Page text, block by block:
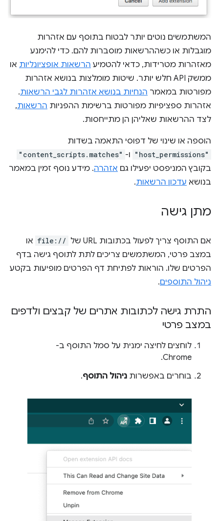
המשתמשים נוטים יותר לבטוח בתוסף עם אזהרות
מוגבלות או כשההרשאות מוסברות להם. כדי להימנע
מאזהרות מטרידות, כדאי להטמיע הרשאות אופציונליות או
ממשק API חלש יותר. שיטות מומלצות בנושא אזהרות
מפורטות במאמר הנחיות בנושא אזהרות לגבי הרשאות.
אזהרות ספציפיות מפורטות ברשימת ההפניות הרשאות,
לצד ההרשאות שאליהן הן מתייחסות.
הוספה או שינוי של דפוסי התאמה בשדות
"host_permissions" ו- "content_scripts.matches"
בקובץ המניפסט יפעילו גם אזהרה. מידע נוסף זמין במאמר
בנושא עדכון הרשאות.
מתן גישה
אם התוסף צריך לפעול בכתובות URL של file:// או
במצב פרטי, המשתמשים צריכים לתת לתוסף גישה בדף
הפרטים שלו. הוראות לפתיחת דף הפרטים מופיעות בקטע
ניהול התוספים.
התרת גישה לכתובות אתרים של קבצים ולדפים
במצב פרטי
לוחצים לחיצה ימנית על סמל התוסף ב-
Chrome.
בוחרים באפשרות ניהול התוסף.